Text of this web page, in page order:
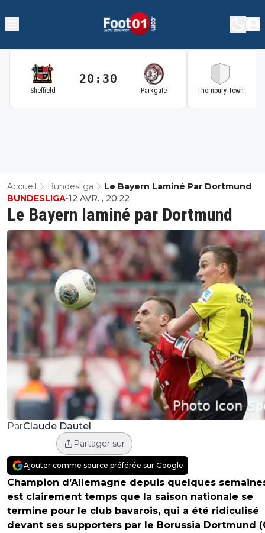
Sheffield
20:30
Parkgate Thornbury Town
Accueil Bundesliga Le Bayern Laminé Par Dortmund
Le Bayern laminé par Dortmund
BUNDESLIGA•12 AVR. , 20:22
ParClaude Dautel
Partager sur
Ajouter comme source préférée sur Google
Champion d’Allemagne depuis quelques
est clairement temps que la saison nationale se
termine pour le club bavarois, qui a été ridiculisé
devant ses supporters par le Borussia Dortmund